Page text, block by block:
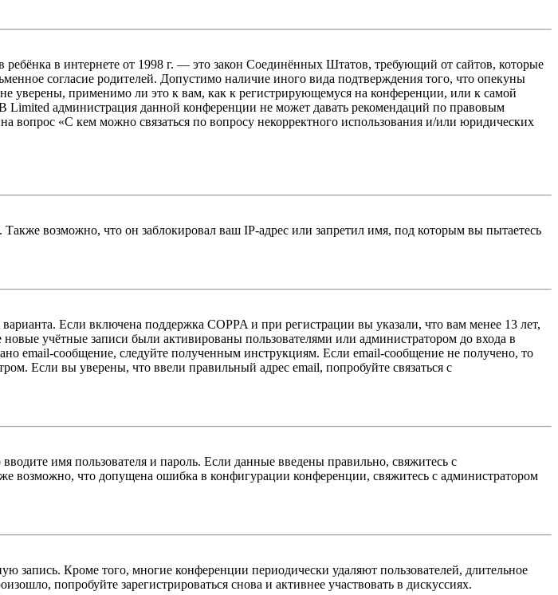
в интернете от 1998 г. — это закон Соединённых Штатов, требующий от сайтов, которые
согласие родителей. Допустимо наличие иного вида подтверждения того, что опекуны
уверены, применимо ли это к вам, как к регистрирующемуся на конференции, или к самой
администрация данной конференции не может давать рекомендаций по правовым
вопрос «С кем можно связаться по вопросу некорректного использования и/или юридических
возможно, что он заблокировал ваш IP-адрес или запретил имя, под которым вы пытаетесь
Если включена поддержка COPPA и при регистрации вы указали, что вам менее 13 лет,
учётные записи были активированы пользователями или администратором до входа в
email-сообщение, следуйте полученным инструкциям. Если email-сообщение не получено, то
Если вы уверены, что ввели правильный адрес email, попробуйте связаться с
имя пользователя и пароль. Если данные введены правильно, свяжитесь с
возможно, что допущена ошибка в конфигурации конференции, свяжитесь с администратором
запись. Кроме того, многие конференции периодически удаляют пользователей, длительное
попробуйте зарегистрироваться снова и активнее участвовать в дискуссиях.